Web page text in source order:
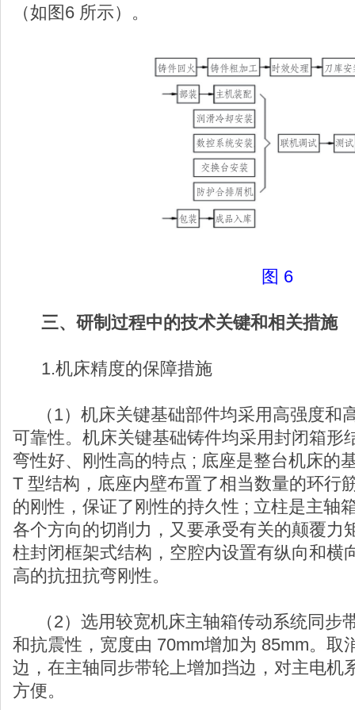
（如图6 所示）。
图 6
三、研制过程中的技术关键和相关措施
1.机床精度的保障措施
（1）机床关键基础部件均采用高强度和
可靠性。机床关键基础铸件均采用封闭箱形
弯性好、刚性高的特点 ; 底座是整台机床的
T 型结构，底座内壁布置了相当数量的环行
的刚性，保证了刚性的持久性 ; 立柱是主轴
各个方向的切削力，又要承受有关的颠覆力
柱封闭框架式结构，空腔内设置有纵向和横
高的抗扭抗弯刚性。
（2）选用较宽机床主轴箱传动系统同步
和抗震性，宽度由 70mm增加为 85mm。取
边，在主轴同步带轮上增加挡边，对主电机
方便。